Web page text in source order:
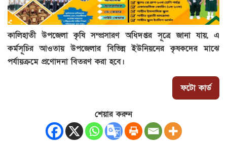
কালিহাতী উপজেলা কৃষি সম্প্রসারণ অধিদপ্তর সূত্রে জানা যায়, এ
কর্মসূচির আওতায় উপজেলার বিভিন্ন ইউনিয়নের কৃষকদের মাঝে
পর্যায়ক্রমে প্রণোদনা বিতরণ করা হবে।
ফটো কার্ড
শেয়ার করুন